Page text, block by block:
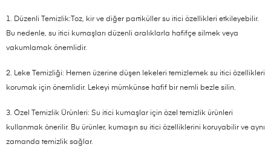
1. Düzenli Temizlik:Toz, kir ve diğer partiküller su itici özellikleri etkileyebilir.
Bu nedenle, su itici kumaşları düzenli aralıklarla hafifçe silmek veya
vakumlamak önemlidir.
2. Leke Temizliği: Hemen üzerine düşen lekeleri temizlemek su itici özellikleri
korumak için önemlidir. Lekeyi mümkünse hafif bir nemli bezle silin.
3. Özel Temizlik Ürünleri: Su itici kumaşlar için özel temizlik ürünleri
kullanmak önerilir. Bu ürünler, kumaşın su itici özelliklerini koruyabilir ve aynı
zamanda temizlik sağlar.